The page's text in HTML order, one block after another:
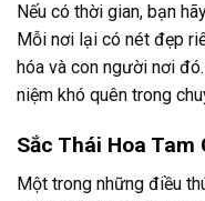
Nếu có thời gian, bạn
Mỗi nơi lại có nét đẹp
hóa và con người nơi
niệm khó quên trong
Sắc Thái Hoa Tam
Một trong những điều